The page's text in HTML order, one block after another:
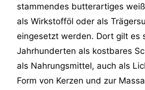
stammendes butterartiges
als Wirkstofföl oder als
eingesetzt werden. Dort gilt es
Jahrhunderten als kostbares
als Nahrungsmittel, auch als
Form von Kerzen und zur